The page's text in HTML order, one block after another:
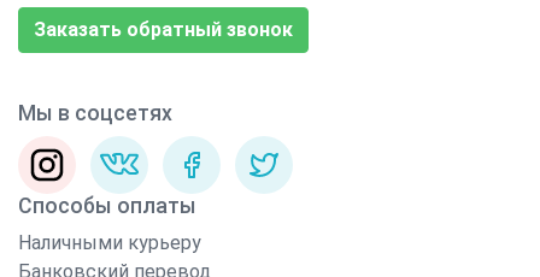
Заказать обратный звонок
Мы в соцсетях
Способы оплаты
Наличными курьеру
Банковский перевод